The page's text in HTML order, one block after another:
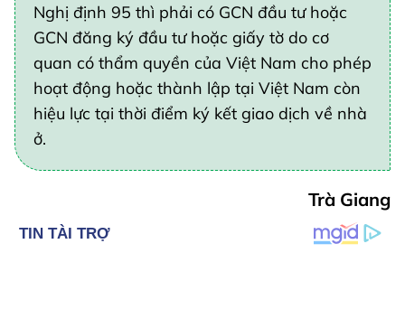
Nghị định 95 thì phải có GCN đầu tư hoặc
GCN đăng ký đầu tư hoặc giấy tờ do cơ
quan có thẩm quyền của Việt Nam cho phép
hoạt động hoặc thành lập tại Việt Nam còn
hiệu lực tại thời điểm ký kết giao dịch về nhà
ở.
Trà Giang